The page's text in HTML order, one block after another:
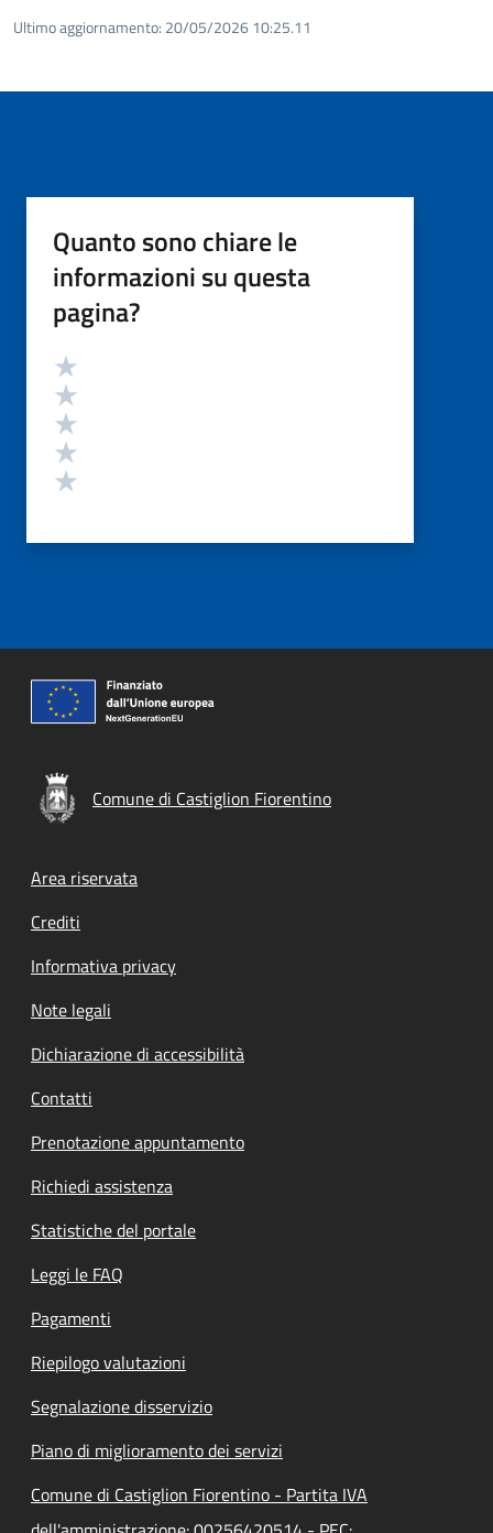
Ultimo aggiornamento: 20/05/2026 10:25.11
Quanto sono chiare le
informazioni su questa
pagina?
Valutazione
Comune di Castiglion Fiorentino
Footer menu
Area riservata
Crediti
Informativa privacy
Note legali
Dichiarazione di accessibilità
Contatti
Prenotazione appuntamento
Richiedi assistenza
Statistiche del portale
Leggi le FAQ
Pagamenti
Riepilogo valutazioni
Segnalazione disservizio
Piano di miglioramento dei servizi
Comune di Castiglion Fiorentino - Partita IVA